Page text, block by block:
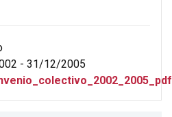
- 31/12/2005